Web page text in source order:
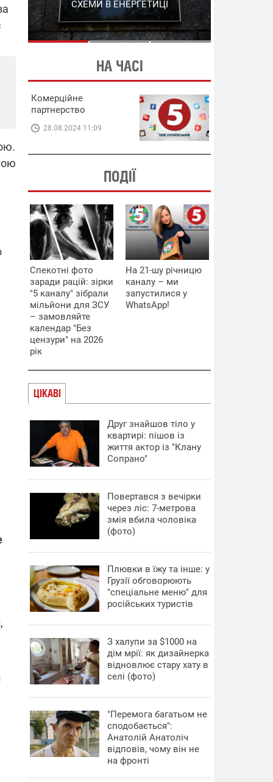
СХЕМИ В ЕНЕРГЕТИЦІ
ЕНЕРГЕТИЦІ
НА ЧАСІ
Комерційне
партнерство
28.08.2024 11:09
ПОДІЇ
Спекотні фото
заради рацій: зірки
"5 каналу" зібрали
мільйони для ЗСУ
– замовляйте
календар "Без
цензури" на 2026
рік
На 21-шу річницю
каналу – ми
запустилися у
WhatsApp!
ЦІКАВІ
Друг знайшов тіло у
квартирі: пішов із
життя актор із "Клану
Сопрано"
Повертався з вечірки
через ліс: 7-метрова
змія вбила чоловіка
(фото)
Плювки в їжу та інше: у
Грузії обговорюють
"спеціальне меню" для
російських туристів
З халупи за $1000 на
дім мрії: як дизайнерка
відновлює стару хату в
селі (фото)
"Перемога багатьом не
сподобається":
Анатолій Анатоліч
відповів, чому він не
на фронті